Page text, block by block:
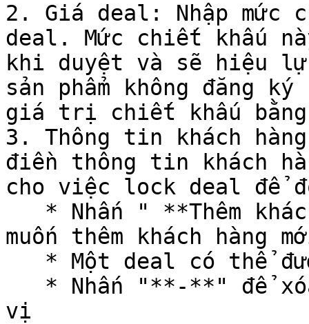
2. Giá deal: Nhập mức
deal. Mức chiết khấu
khi duyệt và sẽ hiệu
sản phẩm không đăng
giá trị chiết khấu bằng
3. Thông tin khách
điền thông tin khách
cho việc lock deal để
muốn thêm khách hàng
vị